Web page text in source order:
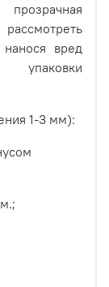
вред
1-3 мм):